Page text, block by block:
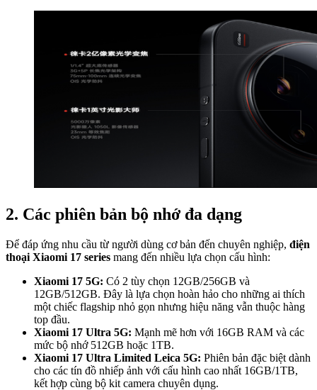
2. Các phiên bản bộ nhớ đa dạng
Để đáp ứng nhu cầu từ người dùng cơ bản đến chuyên nghiệp, điện
thoại Xiaomi 17 series mang đến nhiều lựa chọn cấu hình:
Xiaomi 17 5G: Có 2 tùy chọn 12GB/256GB và
12GB/512GB. Đây là lựa chọn hoàn hảo cho những ai thích
một chiếc flagship nhỏ gọn nhưng hiệu năng vẫn thuộc hàng
top đầu.
Xiaomi 17 Ultra 5G: Mạnh mẽ hơn với 16GB RAM và các
mức bộ nhớ 512GB hoặc 1TB.
Xiaomi 17 Ultra Limited Leica 5G: Phiên bản đặc biệt dành
cho các tín đồ nhiếp ảnh với cấu hình cao nhất 16GB/1TB,
kết hợp cùng bộ kit camera chuyên dụng.